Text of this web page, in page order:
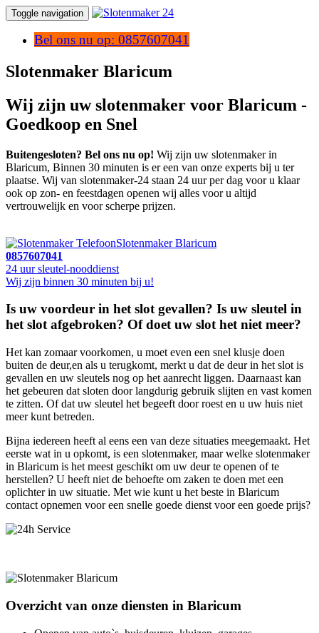
Toggle navigation
Bel ons nu op: 0857607041
Slotenmaker Blaricum
Wij zijn uw slotenmaker voor Blaricum -
Goedkoop en Snel
Buitengesloten? Bel ons nu op! Wij zijn uw slotenmaker in
Blaricum, Binnen 30 minuten is er een van onze experts bij u ter
plaatse. Wij van slotenmaker-24 staan 24 uur per dag voor u klaar
ook op zon- en feestdagen openen wij alles voor u altijd
vertrouwelijk en voor scherpe prijzen.
Slotenmaker Blaricum
0857607041
24 uur sleutel-nooddienst
Wij zijn binnen 30 minuten bij u!
Is uw voordeur in het slot gevallen? Is uw sleutel in
het slot afgebroken? Of doet uw slot het niet meer?
Het kan zomaar voorkomen, u moet even een snel klusje doen
buiten de deur,en als u terugkomt, merkt u dat de deur in het slot is
gevallen en uw sleutels nog op het aanrecht liggen. Daarnaast kan
het gebeuren dat sloten door langdurig gebruik slijten en vast komen
te zitten. Of dat uw sleutel het begeeft door roest en u uw huis niet
meer kunt betreden.
Bijna iedereen heeft al eens een van deze situaties meegemaakt. Het
eerste wat in u opkomt, is een slotenmaker, maar welke slotenmaker
in Blaricum is het meest geschikt om uw deur te openen of te
herstellen? U heeft niet de behoefte om zaken te doen met een
oplichter in uw situatie. Met wie kunt u het beste in Blaricum
contact opnemen voor een snelle goede dienst voor een goede prijs?
Overzicht van onze diensten in Blaricum